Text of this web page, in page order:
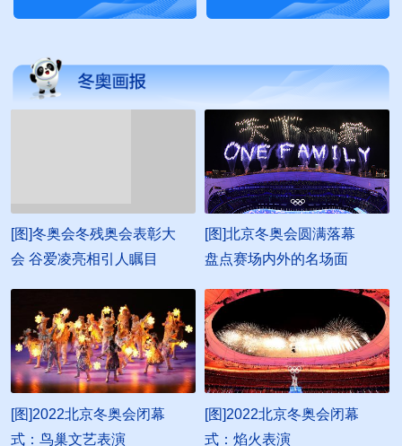
[图]冬奥会冬残奥会表彰大
会 谷爱凌亮相引人瞩目
[图]北京冬奥会圆满落幕
盘点赛场内外的名场面
[图]2022北京冬奥会闭幕
式：鸟巢文艺表演
[图]2022北京冬奥会闭幕
式：焰火表演